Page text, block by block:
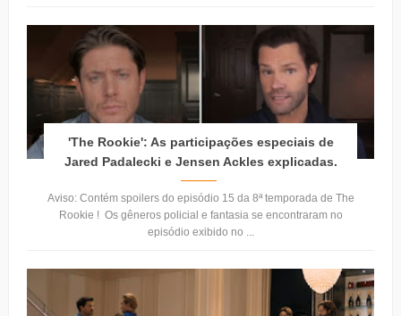
'The Rookie': As participações especiais de
Jared Padalecki e Jensen Ackles explicadas.
Aviso: Contém spoilers do episódio 15 da 8ª temporada de The
Rookie ! Os gêneros policial e fantasia se encontraram no
episódio exibido no ...